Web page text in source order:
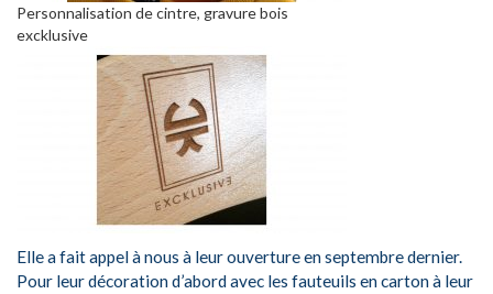
Personnalisation de cintre, gravure bois
excklusive
Elle a fait appel à nous à leur ouverture en septembre dernier.
Pour leur décoration d’abord avec les fauteuils en carton à leur